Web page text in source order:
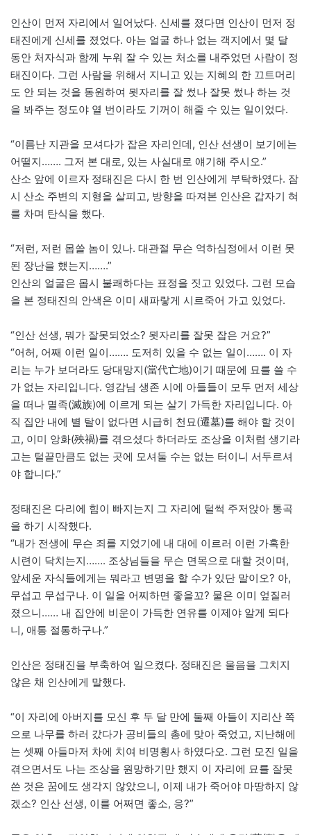
인산이 먼저 자리에서 일어났다. 신세를 졌다면 인산이 먼저 정
태진에게 신세를 졌었다. 아는 얼굴 하나 없는 객지에서 몇 달
동안 처자식과 함께 누워 잘 수 있는 처소를 내주었던 사람이 정
태진이다. 그런 사람을 위해서 지니고 있는 지혜의 한 끄트머리
도 안 되는 것을 동원하여 묏자리를 잘 썼나 잘못 썼나 하는 것
을 봐주는 정도야 열 번이라도 기꺼이 해줄 수 있는 일이었다.
“이름난 지관을 모셔다가 잡은 자리인데, 인산 선생이 보기에는
어떨지……. 그저 본 대로, 있는 사실대로 얘기해 주시오.”
산소 앞에 이르자 정태진은 다시 한 번 인산에게 부탁하였다. 잠
시 산소 주변의 지형을 살피고, 방향을 따져본 인산은 갑자기 혀
를 차며 탄식을 했다.
“저런, 저런 몹쓸 놈이 있나. 대관절 무슨 억하심정에서 이런 못
된 장난을 했는지…….”
인산의 얼굴은 몹시 불쾌하다는 표정을 짓고 있었다. 그런 모습
을 본 정태진의 안색은 이미 새파랗게 시르죽어 가고 있었다.
“인산 선생, 뭐가 잘못되었소? 묏자리를 잘못 잡은 거요?”
“어허, 어째 이런 일이……. 도저히 있을 수 없는 일이……. 이 자
리는 누가 보더라도 당대망지(當代亡地)이기 때문에 묘를 쓸 수
가 없는 자리입니다. 영감님 생존 시에 아들들이 모두 먼저 세상
을 떠나 멸족(滅族)에 이르게 되는 살기 가득한 자리입니다. 아
직 집안 내에 별 탈이 없다면 시급히 천묘(遷墓)를 해야 할 것이
고, 이미 앙화(殃禍)를 겪으셨다 하더라도 조상을 이처럼 생기라
고는 털끝만큼도 없는 곳에 모셔둘 수는 없는 터이니 서두르셔
야 합니다.”
정태진은 다리에 힘이 빠지는지 그 자리에 털썩 주저앉아 통곡
을 하기 시작했다.
“내가 전생에 무슨 죄를 지었기에 내 대에 이르러 이런 가혹한
시련이 닥치는지……. 조상님들을 무슨 면목으로 대할 것이며,
앞세운 자식들에게는 뭐라고 변명을 할 수가 있단 말이오? 아,
무섭고 무섭구나. 이 일을 어찌하면 좋을꼬? 물은 이미 엎질러
졌으니…… 내 집안에 비운이 가득한 연유를 이제야 알게 되다
니, 애통 절통하구나.”
인산은 정태진을 부축하여 일으켰다. 정태진은 울음을 그치지
않은 채 인산에게 말했다.
“이 자리에 아버지를 모신 후 두 달 만에 둘째 아들이 지리산 쪽
으로 나무를 하러 갔다가 공비들의 총에 맞아 죽었고, 지난해에
는 셋째 아들마저 차에 치여 비명횡사 하였다오. 그런 모진 일을
겪으면서도 나는 조상을 원망하기만 했지 이 자리에 묘를 잘못
쓴 것은 꿈에도 생각지 않았으니, 이제 내가 죽어야 마땅하지 않
겠소? 인산 선생, 이를 어쩌면 좋소, 응?”